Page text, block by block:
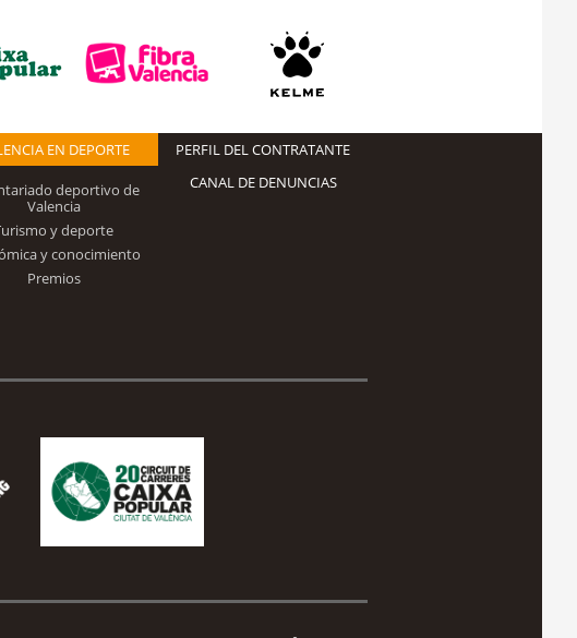
EN DEPORTE
deportivo de
Valencia
y deporte
y conocimiento
Premios
PERFIL DEL CONTRATANTE
CANAL DE DENUNCIAS